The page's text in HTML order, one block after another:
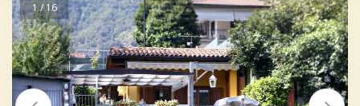
1 / 16